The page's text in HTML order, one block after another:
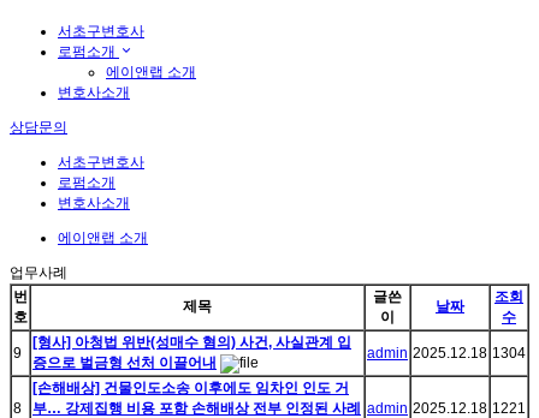
서초구변호사
로펌소개
에이앤랩 소개
변호사소개
상담문의
서초구변호사
로펌소개
변호사소개
에이앤랩 소개
업무사례
번
호
제목
글쓴
이
날짜
조회
수
9
[형사] 아청법 위반(성매수 혐의) 사건, 사실관계 입
증으로 벌금형 선처 이끌어내
admin 2025.12.18 1304
8
[손해배상] 건물인도소송 이후에도 임차인 인도 거
부… 강제집행 비용 포함 손해배상 전부 인정된 사례
admin 2025.12.18 1221